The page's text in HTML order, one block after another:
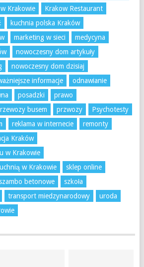
Krakowie
Krakow Restaurant
kuchnia polska Kraków
marketing w sieci
medycyna
nowoczesny dom artykuły
nowoczesny dom dzisiaj
informacje
odnawianie
posadzki
prawo
busem przwozy
Psychotesty
reklama w internecie
remonty
Kraków
w Krakowie
w Krakowie
sklep online
betonowe
szkoła
transport miedzynarodowy
uroda